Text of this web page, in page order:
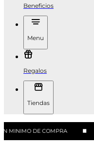
Beneficios
Menu
Regalos
Tiendas
MINIMO DE COMPRA